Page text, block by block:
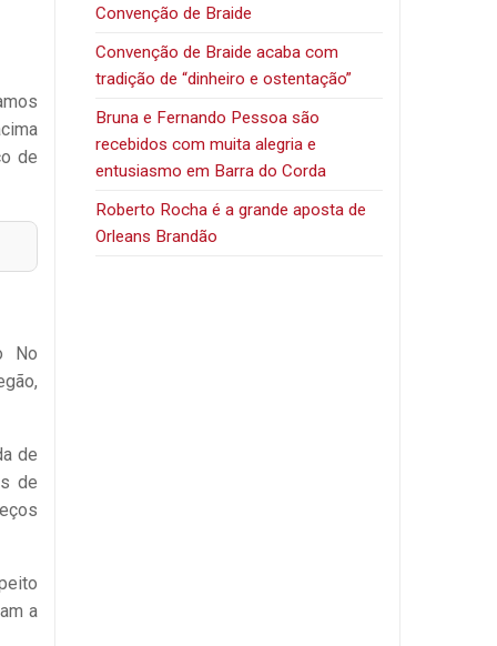
de
No
de
de
a
Convenção de Braide
Convenção de Braide acaba com
tradição de “dinheiro e ostentação”
Bruna e Fernando Pessoa são
recebidos com muita alegria e
entusiasmo em Barra do Corda
Roberto Rocha é a grande aposta de
Orleans Brandão